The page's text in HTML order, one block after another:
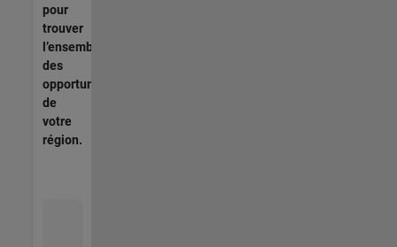
pour
trouver
l’ensemble
des
opportunités
de
votre
région.